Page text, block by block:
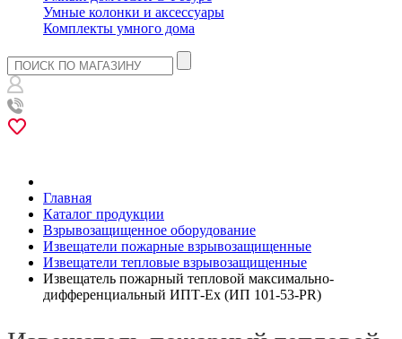
Умные колонки и аксессуары
Комплекты умного дома
Главная
Каталог продукции
Взрывозащищенное оборудование
Извещатели пожарные взрывозащищенные
Извещатели тепловые взрывозащищенные
Извещатель пожарный тепловой максимально-
дифференциальный ИПТ-Ех (ИП 101-53-PR)